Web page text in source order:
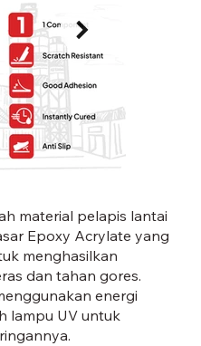
material pelapis lantai
Epoxy Acrylate yang
menghasilkan
dan tahan gores.
energi
lampu UV untuk